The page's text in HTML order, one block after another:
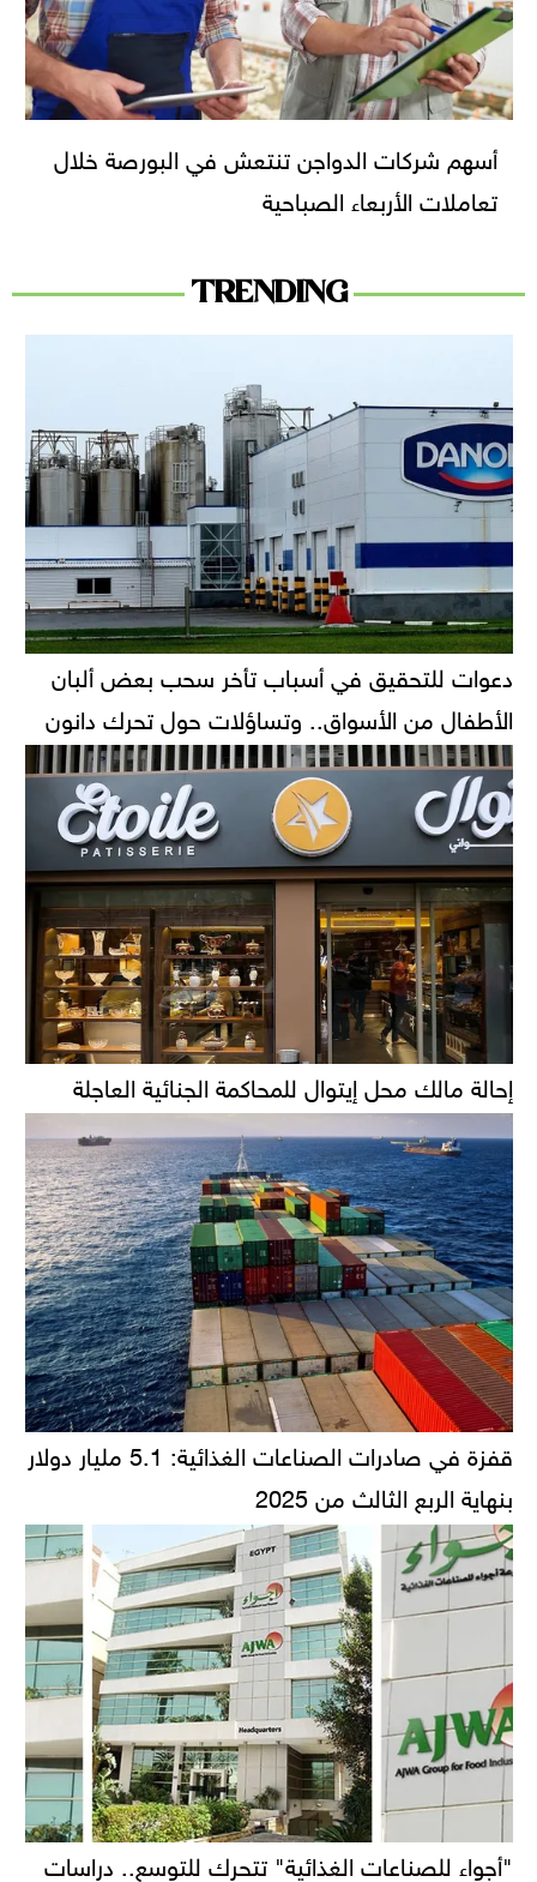
أسهم شركات الدواجن تنتعش في البورصة خلال
تعاملات الأربعاء الصباحية
TRENDING
دعوات للتحقيق في أسباب تأخر سحب بعض ألبان
الأطفال من الأسواق.. وتساؤلات حول تحرك دانون
إحالة مالك محل إيتوال للمحاكمة الجنائية العاجلة
قفزة في صادرات الصناعات الغذائية: 5.1 مليار دولار
بنهاية الربع الثالث من 2025
"أجواء للصناعات الغذائية" تتحرك للتوسع.. دراسات